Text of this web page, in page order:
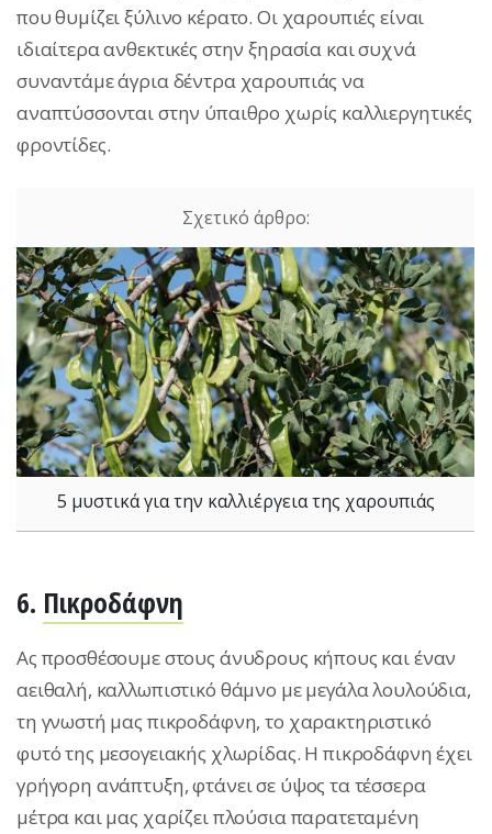
που θυμίζει ξύλινο κέρατο. Οι χαρουπιές είναι
ιδιαίτερα ανθεκτικές στην ξηρασία και συχνά
συναντάμε άγρια δέντρα χαρουπιάς να
αναπτύσσονται στην ύπαιθρο χωρίς καλλιεργητικές
φροντίδες.
5 μυστικά για την καλλιέργεια της χαρουπιάς
6. Πικροδάφνη
Ας προσθέσουμε στους άνυδρους κήπους και έναν
αειθαλή, καλλωπιστικό θάμνο με μεγάλα λουλούδια,
τη γνωστή μας πικροδάφνη, το χαρακτηριστικό
φυτό της μεσογειακής χλωρίδας. Η πικροδάφνη έχει
γρήγορη ανάπτυξη, φτάνει σε ύψος τα τέσσερα
μέτρα και μας χαρίζει πλούσια παρατεταμένη